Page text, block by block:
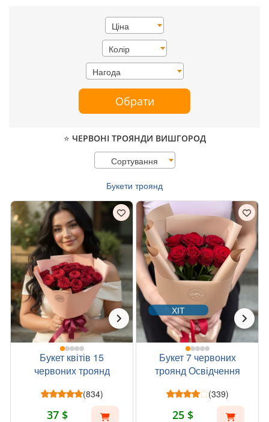
Ціна
Колір
Нагода
Обрати
⭐ ЧЕРВОНІ ТРОЯНДИ ВИШГОРОД
Сортування
Букети троянд
Букет квітів 15
червоних троянд
(834)
37 $
ХІТ
Букет 7 червоних
троянд Освідчення
(339)
25 $